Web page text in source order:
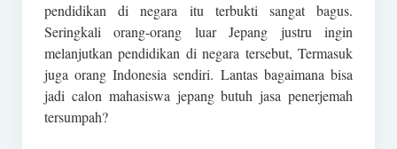
pendidikan di negara itu terbukti sangat bagus.
Seringkali orang-orang luar Jepang justru ingin
melanjutkan pendidikan di negara tersebut, Termasuk
juga orang Indonesia sendiri. Lantas bagaimana bisa
jadi calon mahasiswa jepang butuh jasa penerjemah
tersumpah?